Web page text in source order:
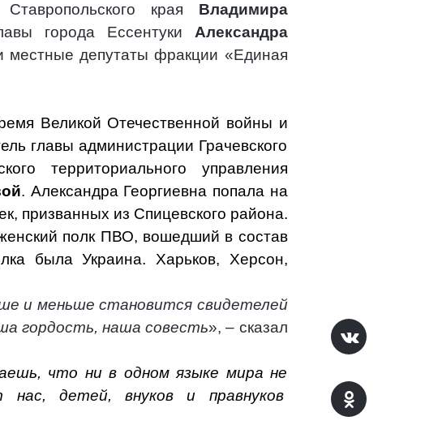
Ставропольского края Владимира
города Ессентуки Александра
местные депутаты фракции «Единая
Великой Отечественной войны и
главы администрации Грачевского
территориального управления
. Александра Георгиевна попала на
призванных из Спицевского района.
полк ПВО, вошедший в состав
была Украина. Харьков, Херсон,
и меньше становится свидетелей
гордость, наша совесть», – сказал
что ни в одном языке мира не
детей, внуков и правнуков